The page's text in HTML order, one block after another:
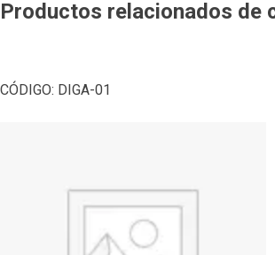
Productos relacionados de
CÓDIGO: DIGA-01